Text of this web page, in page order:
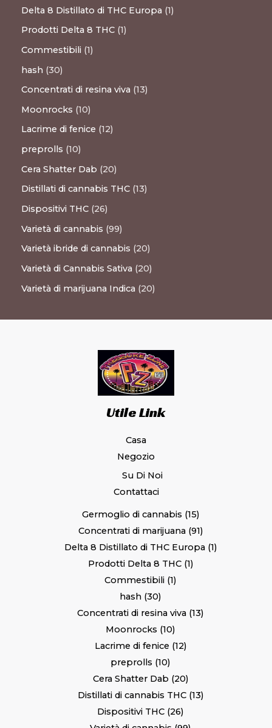
Delta 8 Distillato di THC Europa 1
Prodotti Delta 8 THC 1
Commestibili 1
hash 30
Concentrati di resina viva 13
Moonrocks 10
Lacrime di fenice 12
preprolls 10
Cera Shatter Dab
20
Distillati di cannabis THC 13
Dispositivi THC 26
Varietà di cannabis 99
Varietà ibride di cannabis
20
Varietà di Cannabis Sativa
20
Varietà di marijuana Indica
20
Utile Link
Casa
Negozio
Su Di Noi
Contattaci
Germoglio di cannabis 15
Concentrati di marijuana 91
Delta 8 Distillato di THC Europa 1
Prodotti Delta 8 THC 1
Commestibili 1
hash 30
Concentrati di resina viva 13
Moonrocks 10
Lacrime di fenice 12
preprolls 10
Cera Shatter Dab 20
Distillati di cannabis THC 13
Dispositivi THC 26